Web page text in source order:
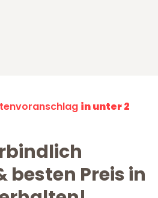
in unter 2
besten Preis in